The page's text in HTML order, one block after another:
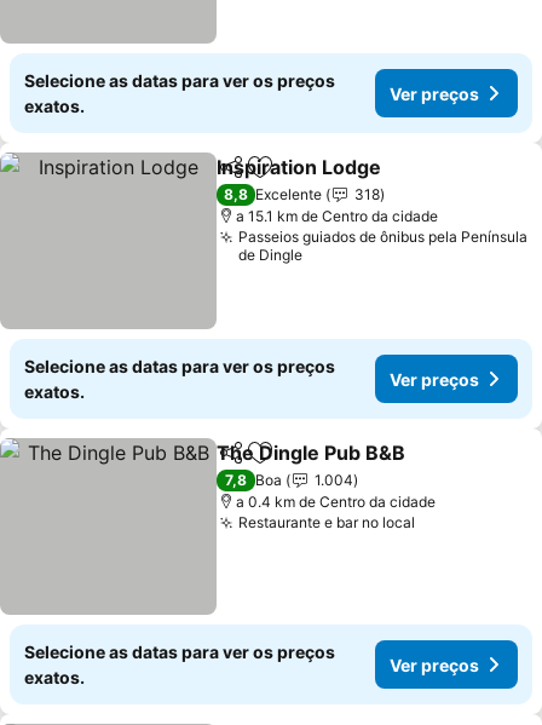
Selecione as datas para ver os preços
exatos.
Ver preços
PartilharAdicionar aos favoritos
Inspiration Lodge
8,8 Excelente
318
a 15.1 km de Centro da cidade
Passeios guiados de ônibus pela Península
de Dingle
Selecione as datas para ver os preços
exatos.
Ver preços
PartilharAdicionar aos favoritos
The Dingle Pub B&B
7,8 Boa
1.004
a 0.4 km de Centro da cidade
Restaurante e bar no local
Selecione as datas para ver os preços
exatos.
Ver preços